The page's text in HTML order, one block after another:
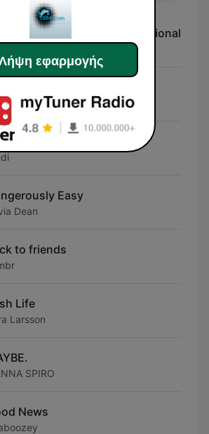
& Gentle Acoustic Inspirational
McNown
Jennie - Jennie Jennie
Easy
Dean
to friends
Life
Larsson
SPIRO
News
εφαρμογής